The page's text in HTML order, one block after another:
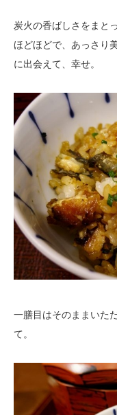
炭火の香ばしさをまと
ほどほどで、あっさり
に出会えて、幸せ。
一膳目はそのままいた
て。